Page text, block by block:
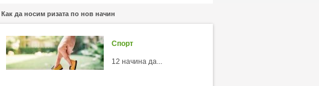
Как да носим ризата по нов начин
Спорт
12 начина да...